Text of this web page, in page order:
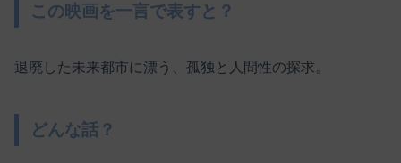
この映画を一言で表すと？
退廃した未来都市に漂う、孤独と人間性の探求。
どんな話？